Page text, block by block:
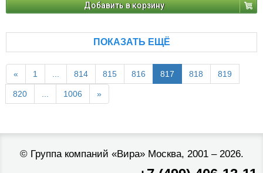
Добавить в корзину
ПОКАЗАТЬ ЕЩЁ
« 1 ... 814 815 816 817 818 819
820 ... 1006 »
© Группа компаний «Вира»Москва, 2001 – 2026.